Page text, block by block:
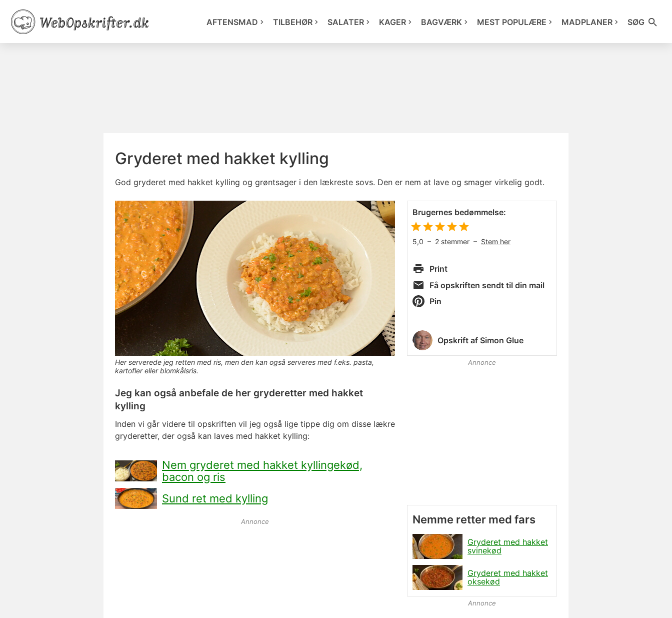
AFTENSMAD TILBEHØR SALATER KAGER BAGVÆRK MEST POPULÆRE MADPLANER SØG
Gryderet med hakket kylling
God gryderet med hakket kylling og grøntsager i den lækreste sovs. Den er nem at lave og smager virkelig godt.
Her serverede jeg retten med ris, men den kan også serveres med f.eks. pasta,
kartofler eller blomkålsris.
Jeg kan også anbefale de her gryderetter med hakket
kylling
Inden vi går videre til opskriften vil jeg også lige tippe dig om disse lækre
gryderetter, der også kan laves med hakket kylling:
Nem gryderet med hakket kyllingekød,
bacon og ris
Sund ret med kylling
Annonce
Brugernes bedømmelse:
5,0 – 2 stemmer – Stem her
Print
Få opskriften sendt til din mail
Pin
Opskrift af Simon Glue
Annonce
Nemme retter med fars
Gryderet med hakket
svinekød
Gryderet med hakket
oksekød
Annonce